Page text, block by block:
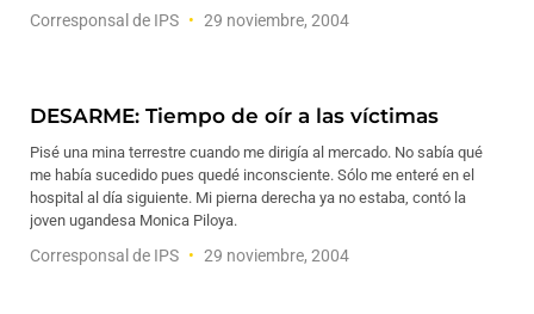
Corresponsal de IPS 29 noviembre, 2004
DESARME: Tiempo de oír a las víctimas
Pisé una mina terrestre cuando me dirigía al mercado. No sabía qué
me había sucedido pues quedé inconsciente. Sólo me enteré en el
hospital al día siguiente. Mi pierna derecha ya no estaba, contó la
joven ugandesa Monica Piloya.
Corresponsal de IPS 29 noviembre, 2004